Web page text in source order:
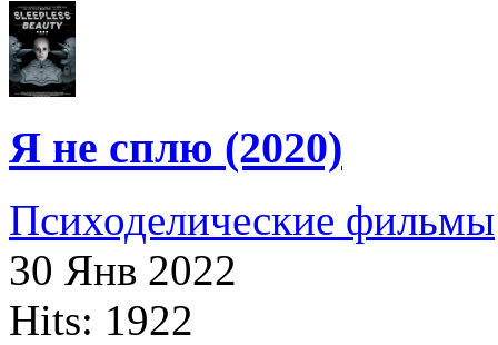
Я не сплю (2020)
Психоделические фильмы
30 Янв 2022
Hits: 1922